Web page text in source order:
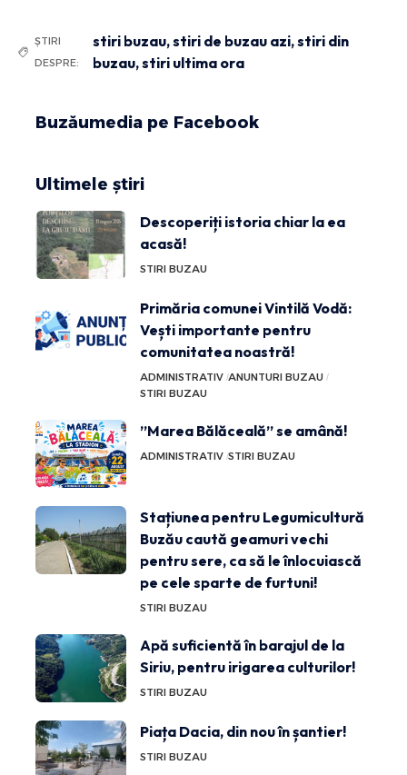
ȘTIRI
DESPRE:
stiri buzau,stiri de buzau azi,stiri din
buzau,stiri ultima ora
Buzăumedia pe Facebook
Ultimele știri
Descoperiți istoria chiar la ea
acasă!
STIRI BUZAU
Primăria comunei Vintilă Vodă:
Vești importante pentru
comunitatea noastră!
ADMINISTRATIV ANUNTURI BUZAU
STIRI BUZAU
”Marea Bălăceală” se amână!
ADMINISTRATIV STIRI BUZAU
Stațiunea pentru Legumicultură
Buzău caută geamuri vechi
pentru sere, ca să le înlocuiască
pe cele sparte de furtuni!
STIRI BUZAU
Apă suficientă în barajul de la
Siriu, pentru irigarea culturilor!
STIRI BUZAU
Piața Dacia, din nou în șantier!
STIRI BUZAU